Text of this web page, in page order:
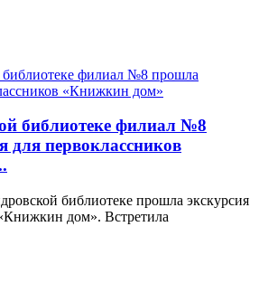
библиотеке филиал №8
для первоклассников
библиотеке прошла экскурсия
дом». Встретила